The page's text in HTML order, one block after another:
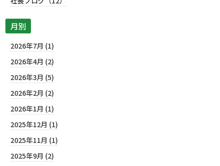
月別
2026年7月 (1)
2026年4月 (2)
2026年3月 (5)
2026年2月 (2)
2026年1月 (1)
2025年12月 (1)
2025年11月 (1)
2025年9月 (2)